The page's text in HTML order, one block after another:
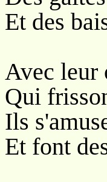
Et des
Avec leur
Qui
Ils
Et font